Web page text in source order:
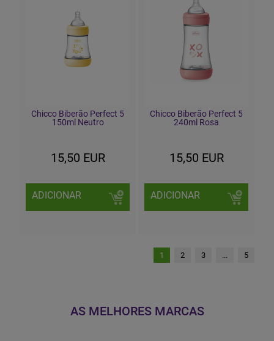
Chicco Biberão Perfect 5
150ml Neutro
15,50 EUR
ADICIONAR
Chicco Biberão Perfect 5
240ml Rosa
15,50 EUR
ADICIONAR
1 2 3 ... 5
AS MELHORES MARCAS